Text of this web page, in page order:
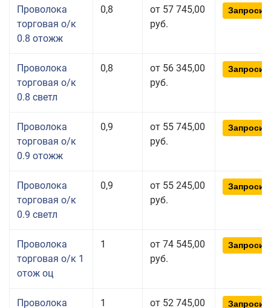
Проволока
торговая о/к
0.8 отожж
0,8
от 57 745,00
руб.
Проволока
торговая о/к
0.8 светл
0,8
от 56 345,00
руб.
Проволока
торговая о/к
0.9 отожж
0,9
от 55 745,00
руб.
Проволока
торговая о/к
0.9 светл
0,9
от 55 245,00
руб.
Проволока
торговая о/к 1
отож оц
1
от 74 545,00
руб.
Проволока 1 от 52 745,00